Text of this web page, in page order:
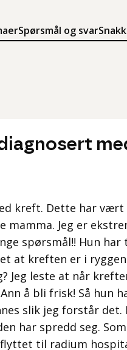
Spørsmål og svar
kreft. Dette har vært
mamma. Jeg er
spørsmål!! Hun
at kreften er i
Jeg leste at når
å bli frisk! Så hun
slik jeg forstår det.
har spredd seg.
til radium